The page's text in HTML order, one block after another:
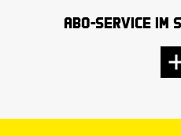
Abo-Service im